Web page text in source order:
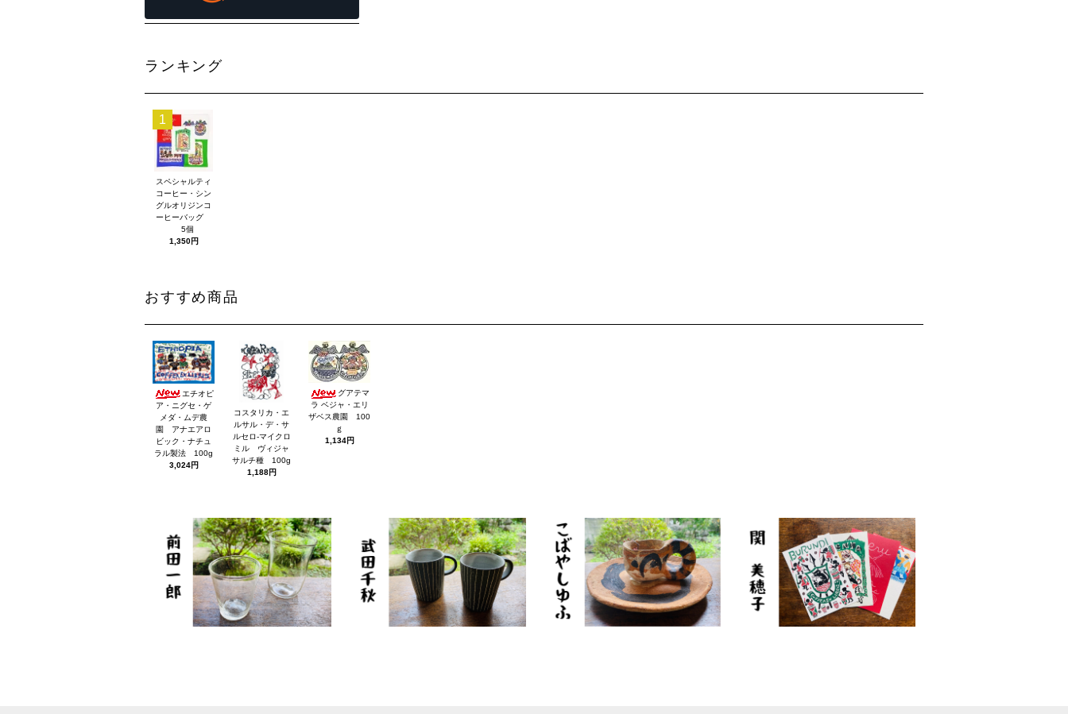
ランキング
1
スペシャルティ
コーヒー・シン
グルオリジンコ
ーヒーバッグ
5個
1,350円
おすすめ商品
エチオピ
ア・ニグセ・ゲ
メダ・ムデ農
園 アナエアロ
ビック・ナチュ
ラル製法 100g
3,024円
コスタリカ・エ
ルサル・デ・サ
ルセロ-マイクロ
ミル ヴィジャ
サルチ種 100g
1,188円
グアテマ
ラ ベジャ・エリ
ザベス農園 100
ｇ
1,134円